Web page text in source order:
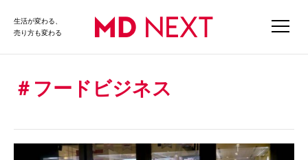
生活が変わる、
売り方も変わる
フードビジネス